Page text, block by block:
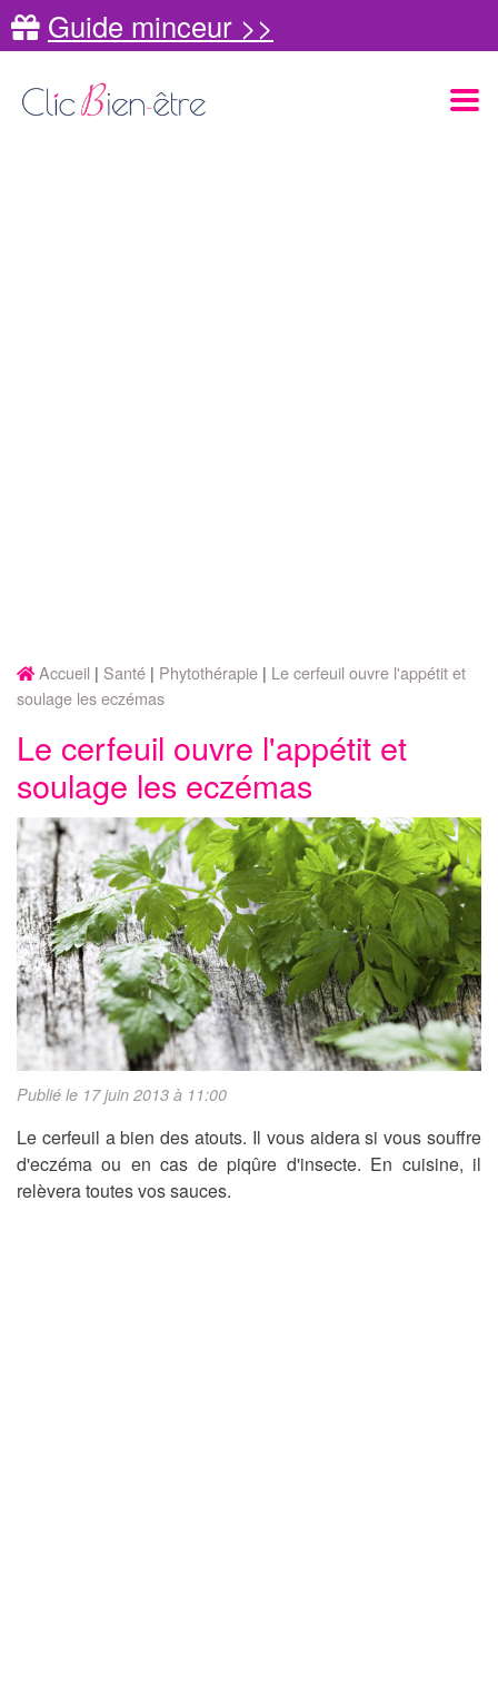
Guide minceur >>
Accueil Santé Phytothérapie
Le cerfeuil ouvre l'appétit et
soulage les eczémas
Le cerfeuil ouvre l'appétit et
soulage les eczémas
Publié le 17 juin 2013 à 11:00
Le cerfeuil a bien des atouts. Il vous aidera si vous souffre
d'eczéma ou en cas de piqûre d'insecte. En cuisine, il
relèvera toutes vos sauces.